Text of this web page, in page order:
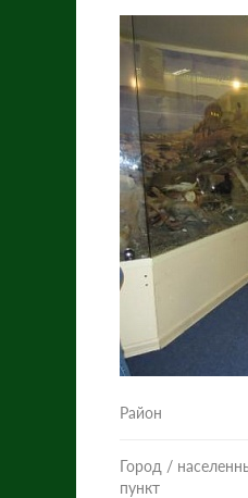
Район
Город /
пункт